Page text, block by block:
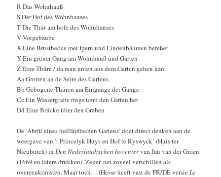
R Das Wohnhauß
S Der Hof des Wohnhauses
T Die Thür am hofe des Wohnhauses
V Vorgebäube
X Eine Brusthecke met Ipern und Lindenbäumen befeßet
Y Ein grüner Gang am Wohnhauß und Garten
Z Eine Thüre / da man unten aus dem Garten gehen kan
Aa Grotten an de Seite des Gartens
Bb Gebogene Thüren am Eingange der Gänge
Cc Ein Wassergrabe rings umb den Garten her
Dd Eine Brücke über den Graben
De ‘Abriß eines holländischen Gartens’ doet direct denken aan de
weergave van ’t Princelyk Huys en Hof te Ryswyck’ (Huis ter
Nieuburch) inDen Nederlandtschen hoveniervan Jan van der Groen
(1669 en latere drukken). Zeker, net zoveel verschillen als
overeenkomsten. Maar toch… (Hesse heeft vast de FR/DE versieLe